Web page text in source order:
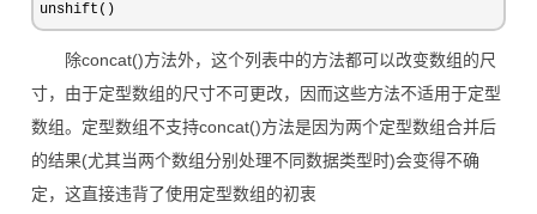
unshift()
除concat()方法外，这个列表中的方法都可以改变数组的尺
寸，由于定型数组的尺寸不可更改，因而这些方法不适用于定型
数组。定型数组不支持concat()方法是因为两个定型数组合并后
的结果(尤其当两个数组分别处理不同数据类型时)会变得不确
定，这直接违背了使用定型数组的初衷